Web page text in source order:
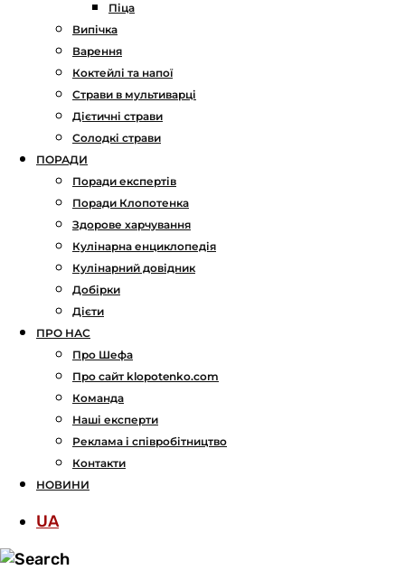
Піца
Випічка
Варення
Коктейлі та напої
Страви в мультиварці
Дієтичні страви
Солодкі страви
ПОРАДИ
Поради експертів
Поради Клопотенка
Здорове харчування
Кулінарна енциклопедія
Кулінарний довідник
Добірки
Дієти
ПРО НАС
Про Шефа
Про сайт klopotenko.com
Команда
Наші експерти
Реклама і співробітництво
Контакти
НОВИНИ
UA